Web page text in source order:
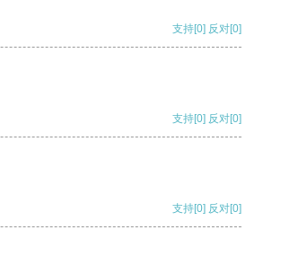
支持[0] 反对[0]
支持[0] 反对[0]
支持[0] 反对[0]